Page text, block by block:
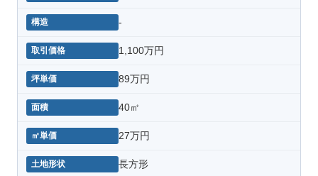
-
1,100万円
89万円
40㎡
27万円
長方形